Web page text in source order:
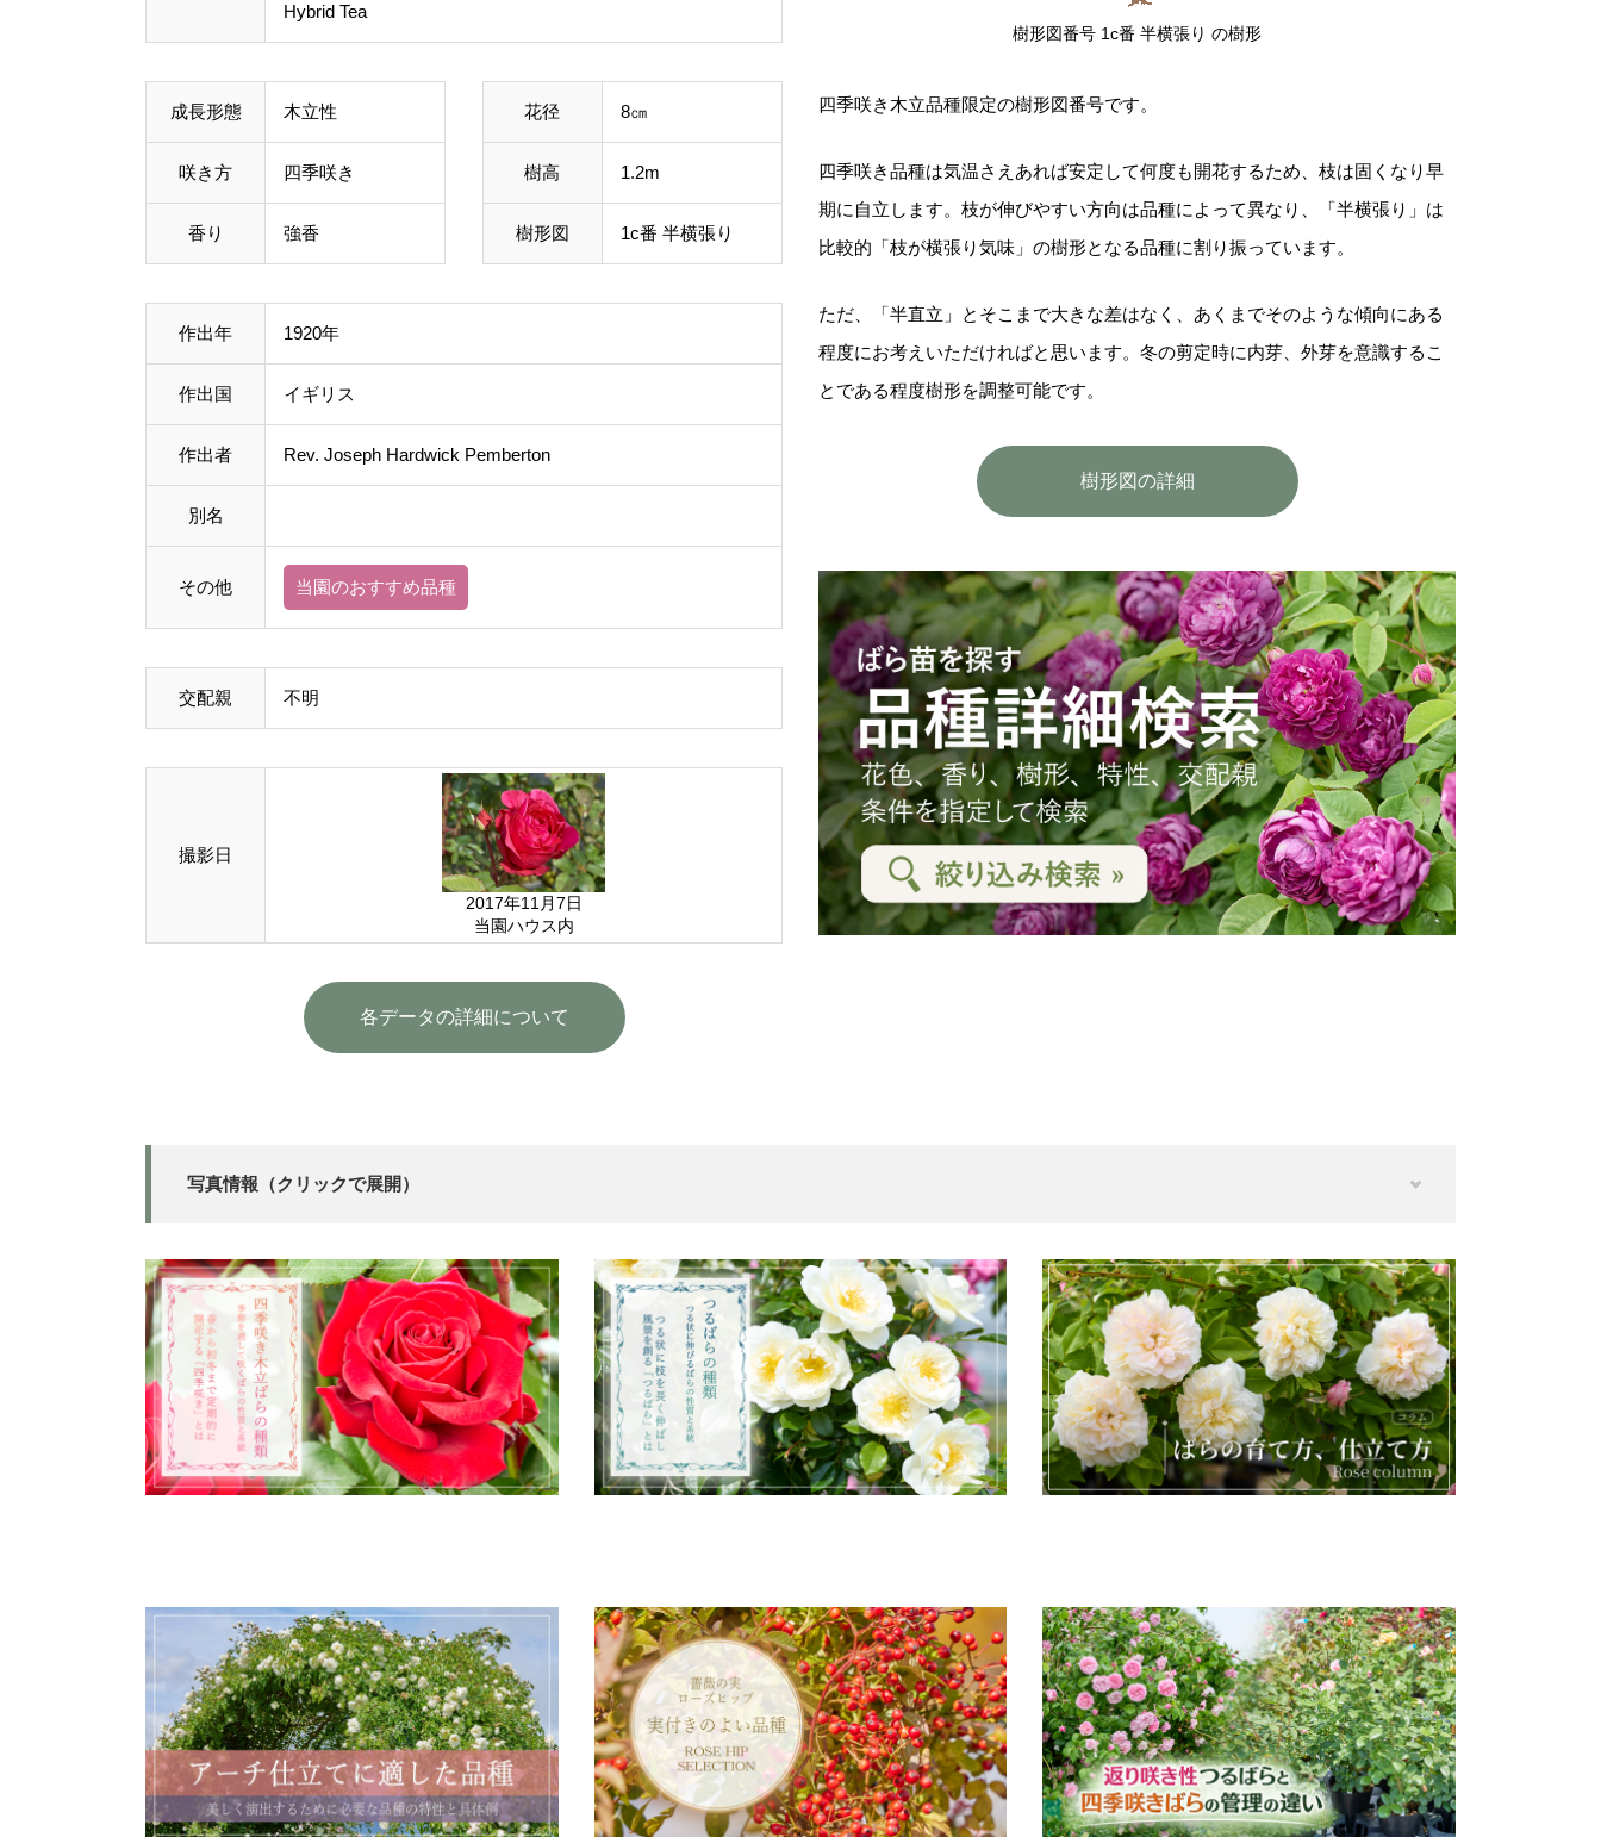
Hybrid Tea
成長形態 木立性
咲き方 四季咲き
香り 強香
花径 8㎝
樹高 1.2m
樹形図 1c番 半横張り
作出年 1920年
作出国 イギリス
作出者 Rev. Joseph Hardwick Pemberton
別名
その他 当園のおすすめ品種
交配親 不明
撮影日
2017年11月7日
当園ハウス内
各データの詳細について
樹形図番号 1c番 半横張り の樹形
四季咲き木立品種限定の樹形図番号です。
四季咲き品種は気温さえあれば安定して何度も開花するため、枝は固くなり早
期に自立します。枝が伸びやすい方向は品種によって異なり、「半横張り」は
比較的「枝が横張り気味」の樹形となる品種に割り振っています。
ただ、「半直立」とそこまで大きな差はなく、あくまでそのような傾向にある
程度にお考えいただければと思います。冬の剪定時に内芽、外芽を意識するこ
とである程度樹形を調整可能です。
樹形図の詳細
写真情報（クリックで展開）